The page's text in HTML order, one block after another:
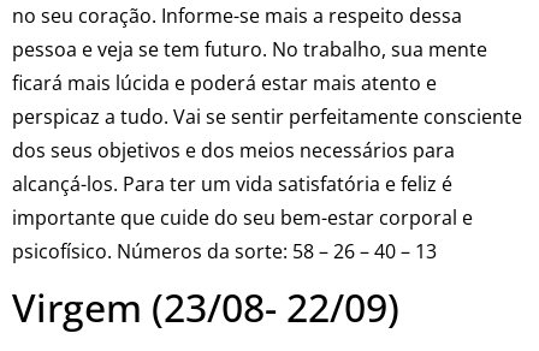
no seu coração. Informe-se mais a respeito dessa
pessoa e veja se tem futuro. No trabalho, sua mente
ficará mais lúcida e poderá estar mais atento e
perspicaz a tudo. Vai se sentir perfeitamente consciente
dos seus objetivos e dos meios necessários para
alcançá-los. Para ter um vida satisfatória e feliz é
importante que cuide do seu bem-estar corporal e
psicofísico. Números da sorte: 58 – 26 – 40 – 13
Virgem (23/08- 22/09)